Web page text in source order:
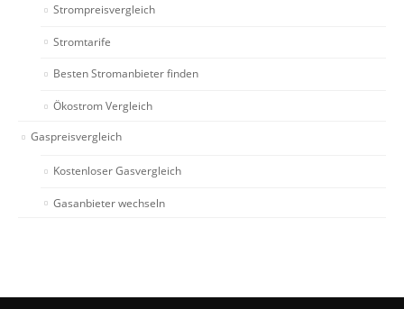
Strompreisvergleich
Stromtarife
Besten Stromanbieter finden
Ökostrom Vergleich
Gaspreisvergleich
Kostenloser Gasvergleich
Gasanbieter wechseln